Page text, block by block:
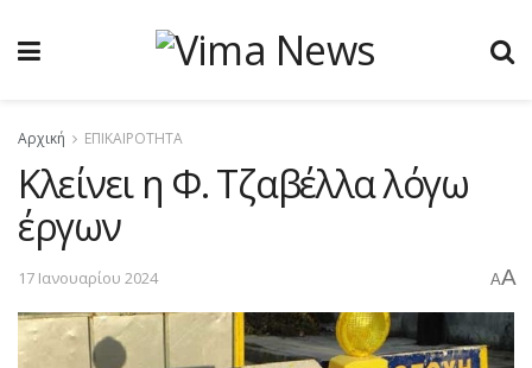
Αρχική ΕΠΙΚΑΙΡΟΤΗΤΑ
Κλείνει η Φ. Τζαβέλλα λόγω
έργων
17 Ιανουαρίου 2024 AA